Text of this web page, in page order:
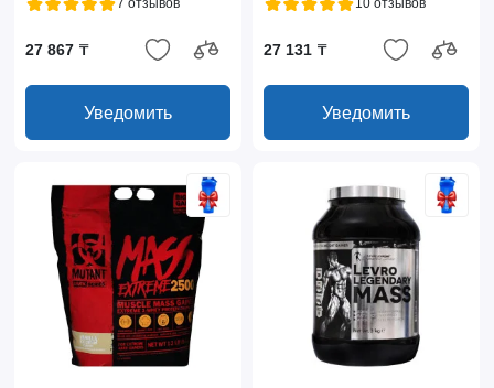
7 отзывов
27 867 ₸
Уведомить
10 отзывов
27 131 ₸
Уведомить